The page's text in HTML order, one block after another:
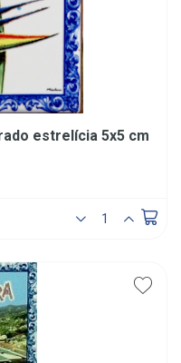
estrelícia 5x5 cm